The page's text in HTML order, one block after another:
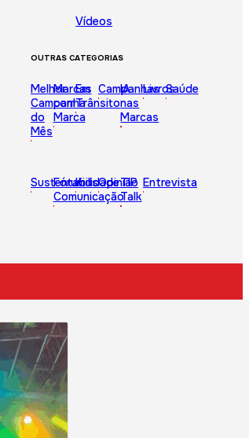
Vídeos
OUTRAS CATEGORIAS
Melhor
Campanha
do
Mês
Marcas
com
Marca
Em
Trânsito
Campanhas
IA
nas
Marcas
LivrosSaúde
Sustentabilidade
Fórum
Comunicação
KidsOpinião
TIP
Talk
Entrevista